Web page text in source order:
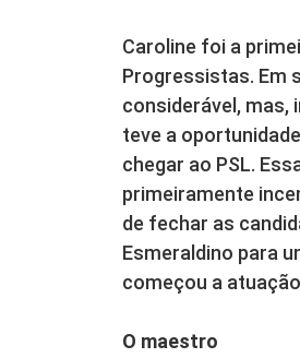
Caroline foi a
Progressistas. Em
considerável, mas,
teve a
chegar ao PSL.
primeiramente
de fechar as
Esmeraldino para
começou a
O maestro